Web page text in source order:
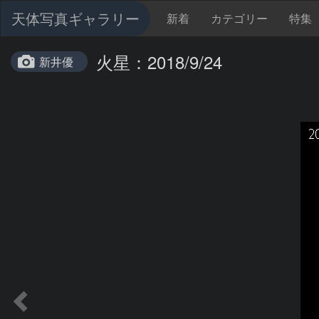
天体写真ギャラリー 新着 カテゴリー 特集
新井優 火星：2018/9/24